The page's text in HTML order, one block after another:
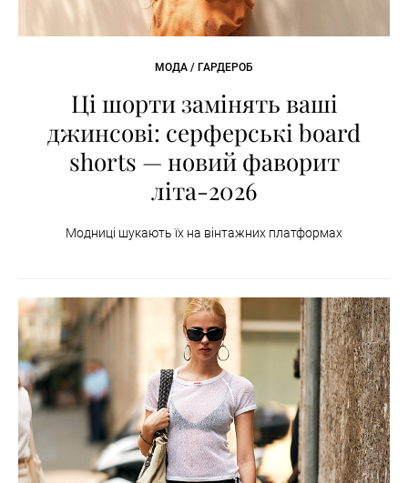
МОДА / ГАРДЕРОБ
Ці шорти замінять ваші
джинсові: серферські board
shorts — новий фаворит
літа-2026
Модниці шукають їх на вінтажних платформах